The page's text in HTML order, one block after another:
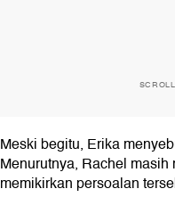
Meski begitu, Erika
Menurutnya, Rachel
memikirkan persoalan